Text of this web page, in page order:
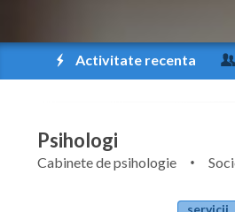
Activitate recenta
Psihologi
Cabinete de psihologie
servicii